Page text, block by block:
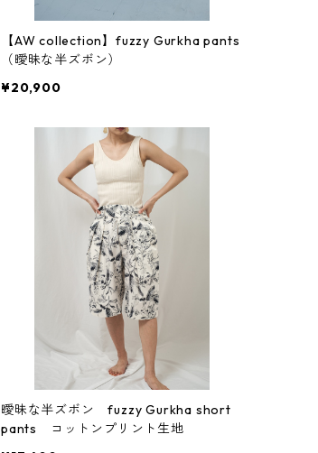
【AW collection】fuzzy Gurkha pants
（曖昧な半ズボン）
¥20,900
曖昧な半ズボン fuzzy Gurkha short
pants コットンプリント生地